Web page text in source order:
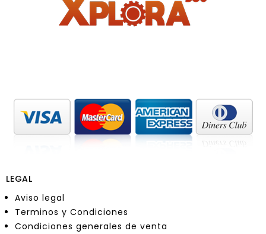
LEGAL
Aviso legal
Terminos y Condiciones
Condiciones generales de venta